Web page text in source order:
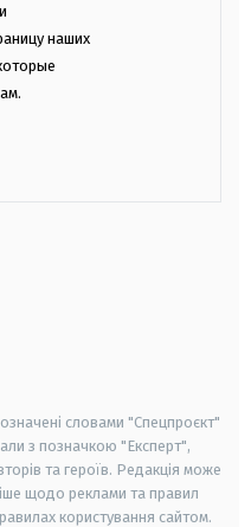
наших
словами "Спецпроєкт"
з позначкою "Експерт",
та героїв. Редакція може
щодо реклами та правил
користування сайтом.